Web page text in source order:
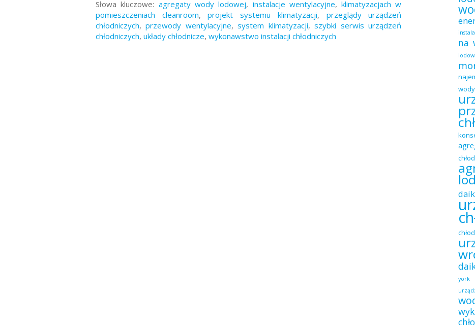
Słowa kluczowe: agregaty wody lodowej, instalacje wentylacyjne,klimatyzacjach w
pomieszczeniach cleanroom,projekt systemu klimatyzacji, przeglądy urządzeń
chłodniczych,przewody wentylacyjne,system klimatyzacji,szybki serwis urządzeń
chłodniczych, układy chłodnicze, wykonawstwo instalacji chłodniczych
na
york